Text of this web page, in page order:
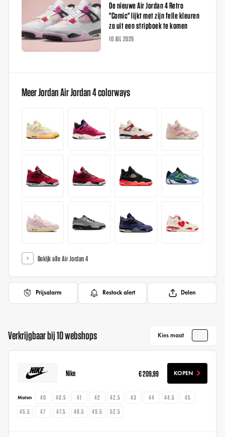
De nieuwe Air Jordan 4 Retro
"Comic" lijkt met zijn felle kleuren
zo uit een stripboek te komen
10 JUL 2026
Meer Jordan Air Jordan 4 colorways
Bekijk alle Air Jordan 4
Prijsalarm Restock alert Delen
Verkrijgbaar bij 10 webshops Kies maat
Nike € 209,99 KOPEN
Maten 40 40.5 41 42 42.5 43 44 44.5
45
45.5
47 47.5 48.5 49.5 52.5